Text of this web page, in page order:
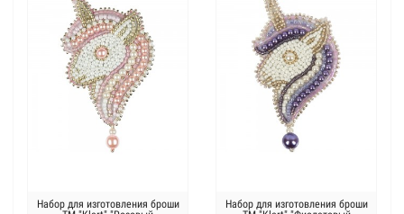
Набор для изготовления броши
Набор для изготовления броши